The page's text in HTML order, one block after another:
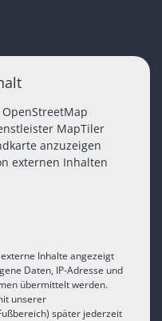
MapTiler
anzuzeigen
externen Inhalten
Inhalte angezeigt
Daten, IP-Adresse und
übermittelt werden.
unserer
später jederzeit